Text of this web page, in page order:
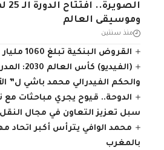
وموسيقى العالم
منذ سنتين
القروض البنكية تبلغ 1060 مليار درهم
(الفيديو)
والحكم الفيدرالي محمد باشي ل”
الدوحة.. قيوح يجري مباحثات
سبل تعزيز التعاون في مجال
محمد الوافي يترأس أكبر اتحاد
بالمغرب